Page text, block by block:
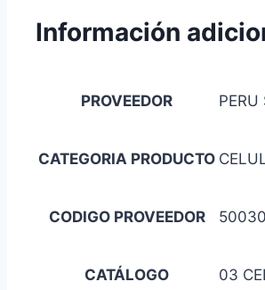
Información
PROVEEDOR PERU
CATEGORIA PRODUCTO
CODIGO PROVEEDOR
CATÁLOGO 03